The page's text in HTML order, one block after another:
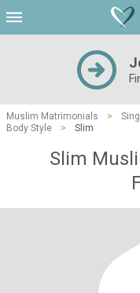
Muslim Matrimonials >
Body Style
> Slim
Slim